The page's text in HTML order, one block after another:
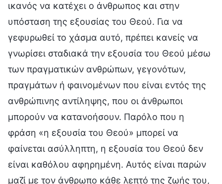
ικανός να κατέχει ο άνθρωπος και στην
υπόσταση της εξουσίας του Θεού. Για να
γεφυρωθεί το χάσμα αυτό, πρέπει κανείς να
γνωρίσει σταδιακά την εξουσία του Θεού μέσω
των πραγματικών ανθρώπων, γεγονότων,
πραγμάτων ή φαινομένων που είναι εντός της
ανθρώπινης αντίληψης, που οι άνθρωποι
μπορούν να κατανοήσουν. Παρόλο που η
φράση «η εξουσία του Θεού» μπορεί να
φαίνεται ασύλληπτη, η εξουσία του Θεού δεν
είναι καθόλου αφηρημένη. Αυτός είναι παρών
μαζί με τον άνθρωπο κάθε λεπτό της ζωής του,